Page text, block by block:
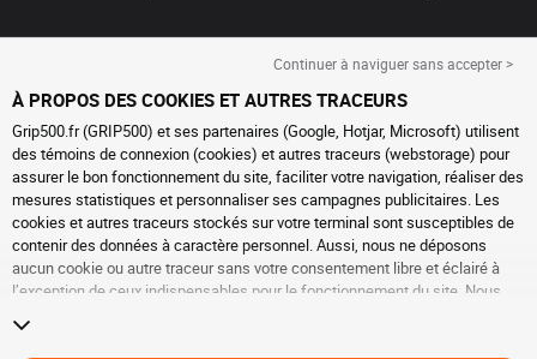
Continuer à naviguer sans accepter >
À PROPOS DES COOKIES ET AUTRES TRACEURS
Grip500.fr (GRIP500) et ses partenaires (Google, Hotjar, Microsoft) utilisent
des témoins de connexion (cookies) et autres traceurs (webstorage) pour
assurer le bon fonctionnement du site, faciliter votre navigation, réaliser des
mesures statistiques et personnaliser ses campagnes publicitaires. Les
cookies et autres traceurs stockés sur votre terminal sont susceptibles de
contenir des données à caractère personnel. Aussi, nous ne déposons
aucun cookie ou autre traceur sans votre consentement libre et éclairé à
l’exception de ceux indispensables pour le fonctionnement du site. Nous
consentement à tout moment en vous rendant sur la